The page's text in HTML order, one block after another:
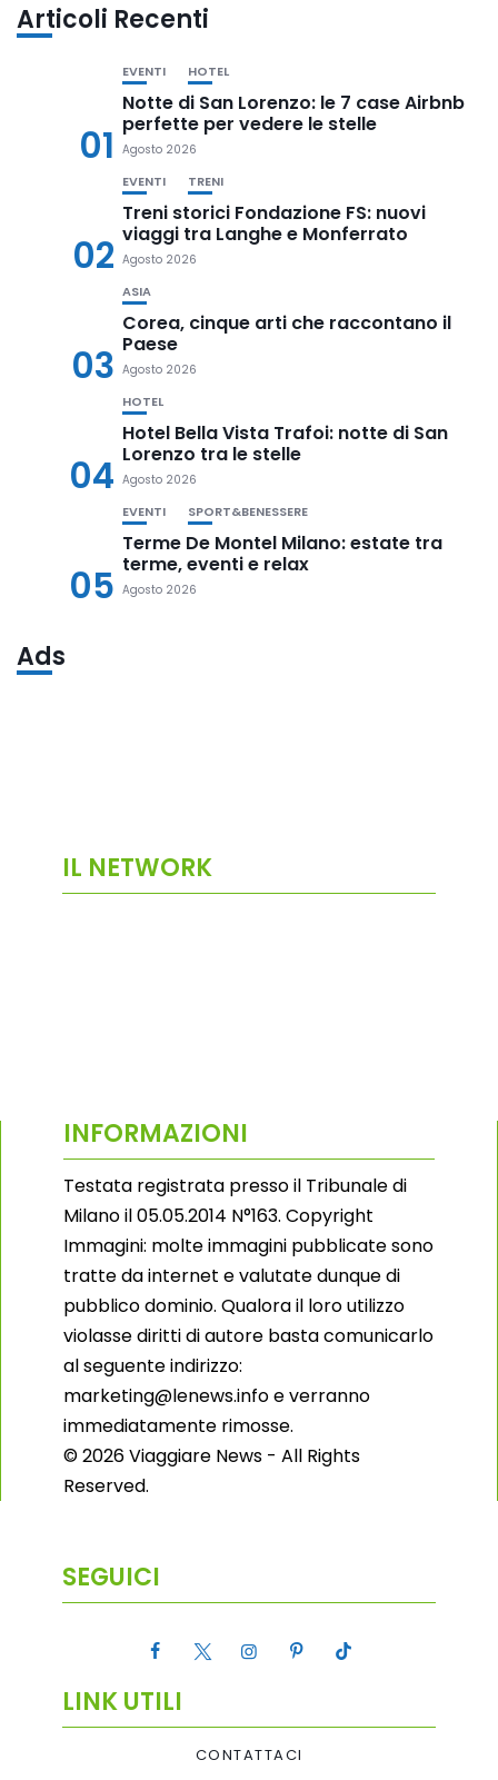
Articoli Recenti
01
EVENTI HOTEL
Notte di San Lorenzo: le 7 case Airbnb
perfette per vedere le stelle
Agosto 2026
02
EVENTI TRENI
Treni storici Fondazione FS: nuovi
viaggi tra Langhe e Monferrato
Agosto 2026
03
ASIA
Corea, cinque arti che raccontano il
Paese
Agosto 2026
04
HOTEL
Hotel Bella Vista Trafoi: notte di San
Lorenzo tra le stelle
Agosto 2026
05
EVENTI SPORT&BENESSERE
Terme De Montel Milano: estate tra
terme, eventi e relax
Agosto 2026
Ads
IL NETWORK
INFORMAZIONI
Testata registrata presso il Tribunale di
Milano il 05.05.2014 N°163. Copyright
Immagini: molte immagini pubblicate sono
tratte da internet e valutate dunque di
pubblico dominio. Qualora il loro utilizzo
violasse diritti di autore basta comunicarlo
al seguente indirizzo:
marketing@lenews.info e verranno
immediatamente rimosse.
© 2026 Viaggiare News - All Rights
Reserved.
SEGUICI
LINK UTILI
CONTATTACI